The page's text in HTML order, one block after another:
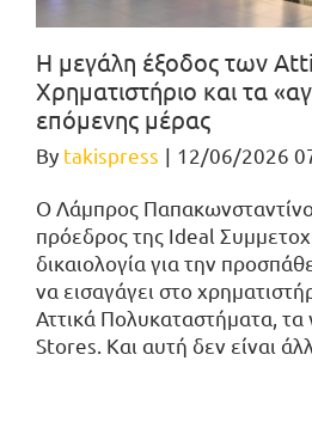
Η μεγάλη έξοδος των
Χρηματιστήριο και τα
επόμενης μέρας
By takispress | 12/06/2026
Ο Λάμπρος
πρόεδρος της Ideal
δικαιολογία για την
να εισαγάγει στο
Αττικά Πολυκαταστήματα,
Stores. Και αυτή δεν είναι